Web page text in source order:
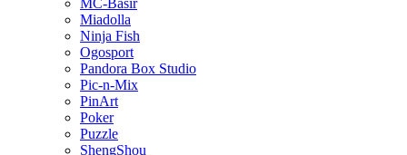
Miadolla
Ninja Fish
Ogosport
Pandora Box Studio
Pic-n-Mix
PinArt
Poker
Puzzle
ShengShou